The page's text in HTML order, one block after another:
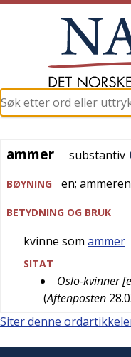
ammer
ammer substantiv
BØYNING en; ammeren
BETYDNING OG BRUK
kvinne som ammer
SITAT
Oslo-kvinner
(Aftenposten
Siter denne